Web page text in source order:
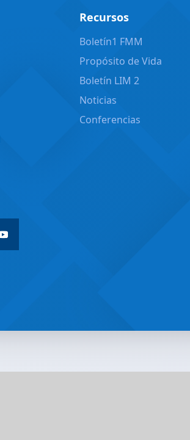
Recursos
Boletín1 FMM
Propósito de Vida
Boletín LIM 2
Noticias
Conferencias